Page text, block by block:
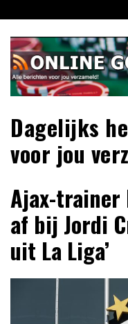
naar
inhoud
Dagelijks
voor jou
Ajax-
af bij Jordi
uit La Liga’